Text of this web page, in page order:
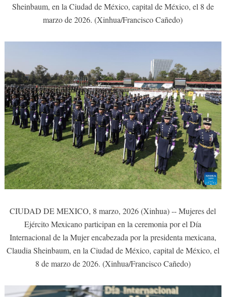
Sheinbaum, en la Ciudad de México, capital de México, el 8 de
marzo de 2026. (Xinhua/Francisco Cañedo)
CIUDAD DE MEXICO, 8 marzo, 2026 (Xinhua) -- Mujeres del
Ejército Mexicano participan en la ceremonia por el Día
Internacional de la Mujer encabezada por la presidenta mexicana,
Claudia Sheinbaum, en la Ciudad de México, capital de México, el
8 de marzo de 2026. (Xinhua/Francisco Cañedo)